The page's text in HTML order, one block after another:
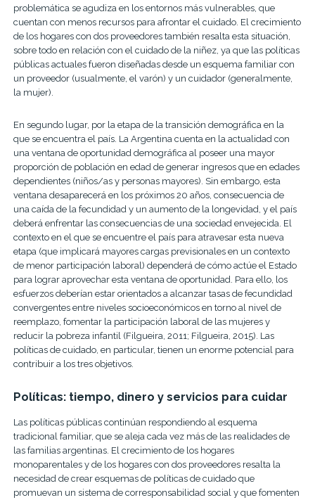
problemática se agudiza en los entornos más vulnerables, que
cuentan con menos recursos para afrontar el cuidado. El crecimiento
de los hogares con dos proveedores también resalta esta situación,
sobre todo en relación con el cuidado de la niñez, ya que las políticas
públicas actuales fueron diseñadas desde un esquema familiar con
un proveedor (usualmente, el varón) y un cuidador (generalmente,
la mujer).
En segundo lugar, por la etapa de la transición demográfica en la
que se encuentra el país. La Argentina cuenta en la actualidad con
una ventana de oportunidad demográfica al poseer una mayor
proporción de población en edad de generar ingresos que en edades
dependientes (niños/as y personas mayores). Sin embargo, esta
ventana desaparecerá en los próximos 20 años, consecuencia de
una caída de la fecundidad y un aumento de la longevidad, y el país
deberá enfrentar las consecuencias de una sociedad envejecida. El
contexto en el que se encuentre el país para atravesar esta nueva
etapa (que implicará mayores cargas previsionales en un contexto
de menor participación laboral) dependerá de cómo actúe el Estado
para lograr aprovechar esta ventana de oportunidad. Para ello, los
esfuerzos deberían estar orientados a alcanzar tasas de fecundidad
convergentes entre niveles socioeconómicos en torno al nivel de
reemplazo, fomentar la participación laboral de las mujeres y
reducir la pobreza infantil (Filgueira, 2011; Filgueira, 2015). Las
políticas de cuidado, en particular, tienen un enorme potencial para
contribuir a los tres objetivos.
Políticas: tiempo, dinero y servicios para cuidar
Las políticas públicas continúan respondiendo al esquema
tradicional familiar, que se aleja cada vez más de las realidades de
las familias argentinas. El crecimiento de los hogares
monoparentales y de los hogares con dos proveedores resalta la
necesidad de crear esquemas de políticas de cuidado que
promuevan un sistema de corresponsabilidad social y que fomenten